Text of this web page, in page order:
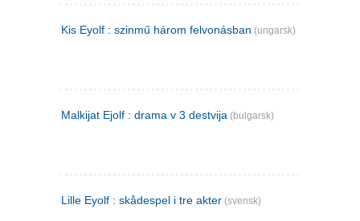
Kis Eyolf : szinmű három felvonásban (ungarsk)
Malkijat Ejolf : drama v 3 destvija (bulgarsk)
Lille Eyolf : skådespel i tre akter (svensk)